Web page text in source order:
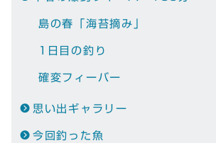
島の春「海苔摘み」
1日目の釣り
確変フィーバー
思い出ギャラリー
今回釣った魚